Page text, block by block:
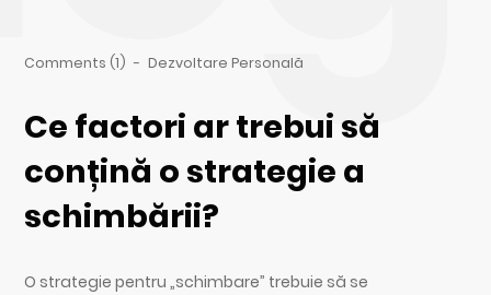
Comments (1) - Dezvoltare Personală
Ce factori ar trebui să
conțină o strategie a
schimbării?
O strategie pentru „schimbare” trebuie să se